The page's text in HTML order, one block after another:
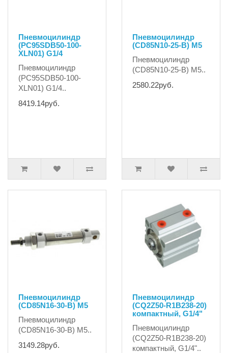
Пневмоцилиндр
(PC95SDB50-100-
XLN01) G1/4
Пневмоцилиндр
(PC95SDB50-100-
XLN01) G1/4..
8419.14руб.
Пневмоцилиндр
(CD85N10-25-B) М5
Пневмоцилиндр
(CD85N10-25-B) М5..
2580.22руб.
Пневмоцилиндр
(CD85N16-30-B) М5
Пневмоцилиндр
(CD85N16-30-B) М5..
3149.28руб.
Пневмоцилиндр
(CQ2Z50-R1B238-20)
компактный, G1/4"
Пневмоцилиндр
(CQ2Z50-R1B238-20)
компактный, G1/4"..